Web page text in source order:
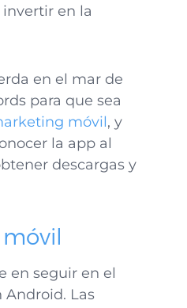
en la
en el mar de
para que sea
móvil, y
la app al
descargas y
en seguir en el
Las